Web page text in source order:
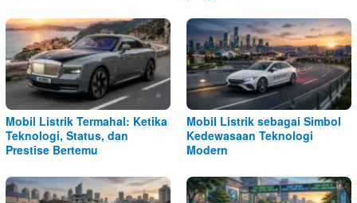
Mobil Listrik Termahal: Ketika
Teknologi, Status, dan
Prestise Bertemu
Mobil Listrik sebagai Simbol
Kedewasaan Teknologi
Modern